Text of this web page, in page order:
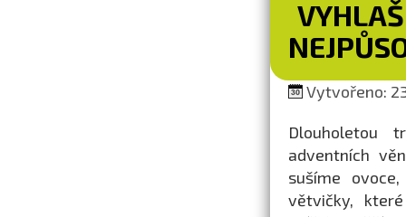
Vytvořeno:
Dlouholetou
adventních
sušíme
větvičky,